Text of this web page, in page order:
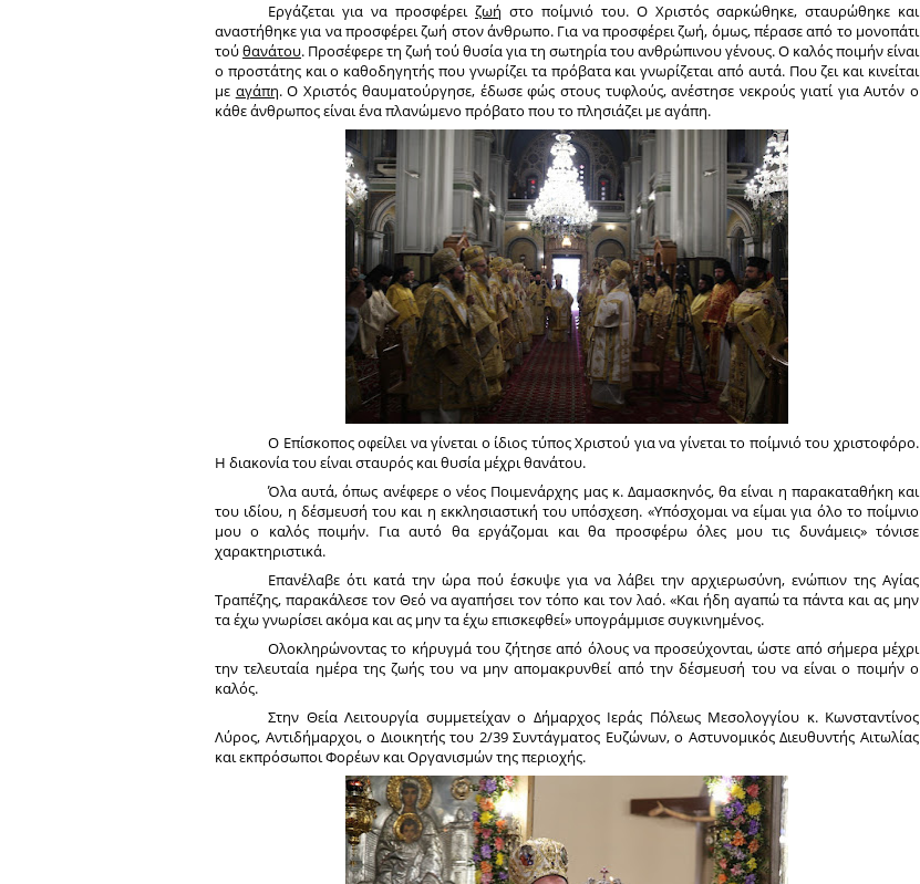
Εργάζεται για να προσφέρει ζωή στο ποίμνιό του. Ο Χριστός σαρκώθηκε, σταυρώθηκε και
αναστήθηκε για να προσφέρει ζωή στον άνθρωπο. Για να προσφέρει ζωή, όμως, πέρασε από το μονοπάτι
τούθανάτου. Προσέφερε τη ζωή τού θυσία για τη σωτηρία του ανθρώπινου γένους. Ο καλός ποιμήν είναι
ο προστάτης και ο καθοδηγητής που γνωρίζει τα πρόβατα και γνωρίζεται από αυτά. Που ζει και κινείται
με αγάπη. Ο Χριστός θαυματούργησε, έδωσε φώς στους τυφλούς, ανέστησε νεκρούς γιατί για Αυτόν ο
κάθε άνθρωπος είναι ένα πλανώμενο πρόβατο που το πλησιάζει με αγάπη.
Ο Επίσκοπος οφείλει να γίνεται ο ίδιος τύπος Χριστού για να γίνεται το ποίμνιό του χριστοφόρο.
Η διακονία του είναι σταυρός και θυσία μέχρι θανάτου.
Όλα αυτά, όπως ανέφερε ο νέος Ποιμενάρχης μας κ. Δαμασκηνός, θα είναι η παρακαταθήκη και
του ιδίου, η δέσμευσή του και η εκκλησιαστική του υπόσχεση. «Υπόσχομαι να είμαι για όλο το ποίμνιο
μου ο καλός ποιμήν. Για αυτό θα εργάζομαι και θα προσφέρω όλες μου τις δυνάμεις» τόνισε
χαρακτηριστικά.
Επανέλαβε ότι κατά την ώρα πού έσκυψε για να λάβει την αρχιερωσύνη, ενώπιον της Αγίας
Τραπέζης, παρακάλεσε τον Θεό να αγαπήσει τον τόπο και τον λαό. «Και ήδη αγαπώ τα πάντα και ας μην
τα έχω γνωρίσει ακόμα και ας μην τα έχω επισκεφθεί» υπογράμμισε συγκινημένος.
Ολοκληρώνοντας το κήρυγμά του ζήτησε από όλους να προσεύχονται, ώστε από σήμερα μέχρι
την τελευταία ημέρα της ζωής του να μην απομακρυνθεί από την δέσμευσή του να είναι ο ποιμήν ο
καλός.
Στην Θεία Λειτουργία συμμετείχαν ο Δήμαρχος Ιεράς Πόλεως Μεσολογγίου κ. Κωνσταντίνος
Λύρος, Αντιδήμαρχοι, ο Διοικητής του 2/39 Συντάγματος Ευζώνων, ο Αστυνομικός Διευθυντής Αιτωλίας
και εκπρόσωποι Φορέων και Οργανισμών της περιοχής.